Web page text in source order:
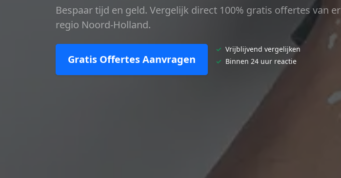
Bespaar tijd en geld. Vergelijk direct 100% gratis offertes van
regio Noord-Holland.
Gratis Offertes Aanvragen
✓ Vrijblijvend vergelijken
✓ Binnen 24 uur reactie